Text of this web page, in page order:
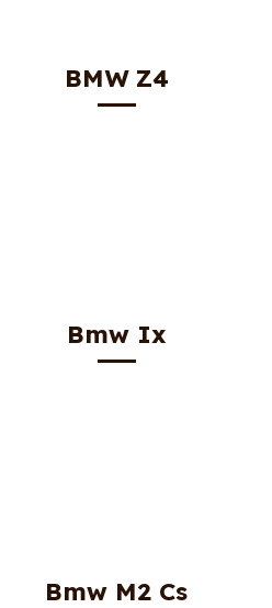
BMW Z4
Bmw Ix
Bmw M2 Cs